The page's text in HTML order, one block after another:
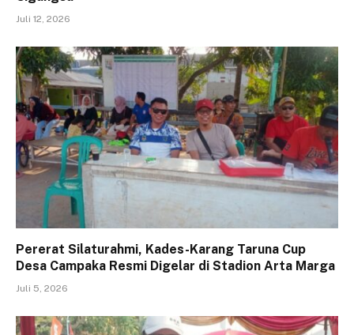
Juli 12, 2026
Pererat Silaturahmi, Kades-Karang Taruna Cup
Desa Campaka Resmi Digelar di Stadion Arta Marga
Juli 5, 2026